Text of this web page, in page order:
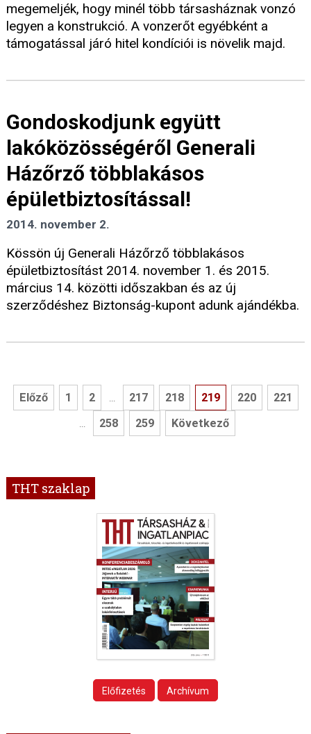
megemeljék, hogy minél több társasháznak vonzó
legyen a konstrukció. A vonzerőt egyébként a
támogatással járó hitel kondíciói is növelik majd.
Gondoskodjunk együtt
lakóközösségéről Generali
Házőrző többlakásos
épületbiztosítással!
2014. november 2.
Kössön új Generali Házőrző többlakásos
épületbiztosítást 2014. november 1. és 2015.
március 14. közötti időszakban és az új
szerződéshez Biztonság-kupont adunk ajándékba.
Előző 1 2 ... 217 218 219 220 221
... 258 259 Következő
THT szaklap
Előfizetés Archívum